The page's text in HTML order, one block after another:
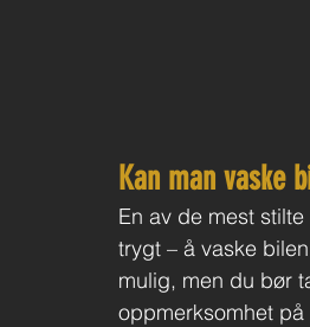
Kan man vaske
En av de mest
trygt – å vaske
mulig, men du bør
oppmerksomhet